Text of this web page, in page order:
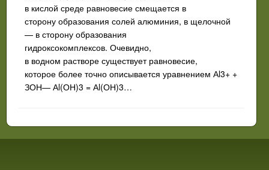
в кислой среде равновесие смещается в
сторону образования солей алюминия, в щелочной
— в сторону образования
гидроксокомплексов. Очевидно,
в водном растворе существует равновесие,
которое более точно описывается уравнением Аl3+ +
ЗОН— Аl(ОН)3 = Аl(ОН)3…